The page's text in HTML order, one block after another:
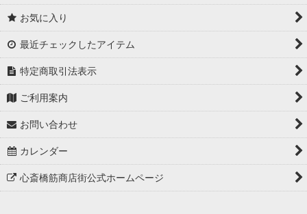
お気に入り
最近チェックしたアイテム
特定商取引法表示
ご利用案内
お問い合わせ
カレンダー
心斎橋筋商店街公式ホームページ